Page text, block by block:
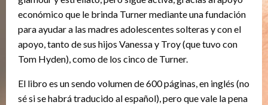
económico que le brinda Turner mediante una fundación
para ayudar a las madres adolescentes solteras y con el
apoyo, tanto de sus hijos Vanessa y Troy (que tuvo con
Tom Hyden), como de los cinco de Turner.
El libro es un sendo volumen de 600 páginas, en inglés (no
sé si se habrá traducido al español), pero que vale la pena